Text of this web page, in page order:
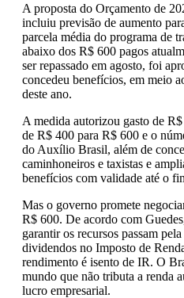
A proposta do Orçamento de
incluiu previsão de aumento
parcela média do programa de
abaixo dos R$ 600 pagos
ser repassado em agosto, foi
concedeu benefícios, em meio
deste ano.
A medida autorizou gasto de
de R$ 400 para R$ 600 e o
do Auxílio Brasil, além de
caminhoneiros e taxistas e
benefícios com validade até o
Mas o governo promete
R$ 600. De acordo com
garantir os recursos passam
dividendos no Imposto de
rendimento é isento de IR. O
mundo que não tributa a renda
lucro empresarial.